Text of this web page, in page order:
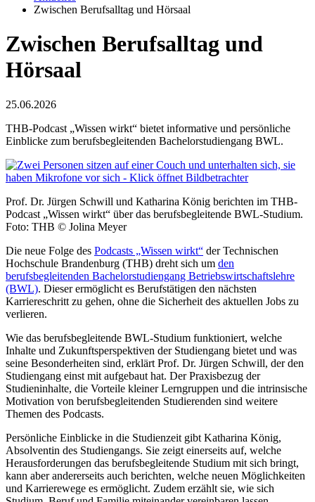
Zwischen Berufsalltag und Hörsaal
Zwischen Berufsalltag und
Hörsaal
25.06.2026
THB-Podcast „Wissen wirkt“ bietet informative und persönliche
Einblicke zum berufsbegleitenden Bachelorstudiengang BWL.
Prof. Dr. Jürgen Schwill und Katharina König berichten im THB-
Podcast „Wissen wirkt“ über das berufsbegleitende BWL-Studium.
Foto: THB © Jolina Meyer
Die neue Folge des Podcasts „Wissen wirkt“ der Technischen
Hochschule Brandenburg (THB) dreht sich um den
berufsbegleitenden Bachelorstudiengang Betriebswirtschaftslehre
(BWL). Dieser ermöglicht es Berufstätigen den nächsten
Karriereschritt zu gehen, ohne die Sicherheit des aktuellen Jobs zu
verlieren.
Wie das berufsbegleitende BWL-Studium funktioniert, welche
Inhalte und Zukunftsperspektiven der Studiengang bietet und was
seine Besonderheiten sind, erklärt Prof. Dr. Jürgen Schwill, der den
Studiengang einst mit aufgebaut hat. Der Praxisbezug der
Studieninhalte, die Vorteile kleiner Lerngruppen und die intrinsische
Motivation von berufsbegleitenden Studierenden sind weitere
Themen des Podcasts.
Persönliche Einblicke in die Studienzeit gibt Katharina König,
Absolventin des Studiengangs. Sie zeigt einerseits auf, welche
Herausforderungen das berufsbegleitende Studium mit sich bringt,
kann aber andererseits auch berichten, welche neuen Möglichkeiten
und Karrierewege es ermöglicht. Zudem erzählt sie, wie sich